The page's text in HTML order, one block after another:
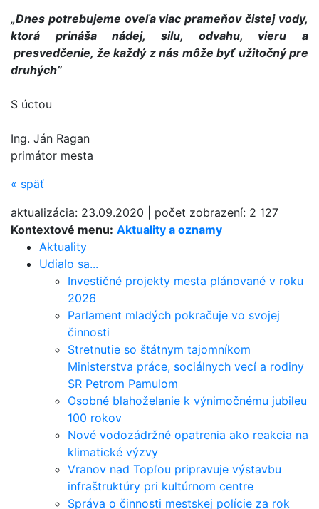
Kontextové menu: Aktuality a oznamy
Aktuality
Udialo sa...
Investičné projekty mesta plánované v roku
2026
Parlament mladých pokračuje vo svojej
činnosti
Stretnutie so štátnym tajomníkom
Ministerstva práce, sociálnych vecí a rodiny
SR Petrom Pamulom
Osobné blahoželanie k výnimočnému jubileu
100 rokov
Nové vodozádržné opatrenia ako reakcia na
klimatické výzvy
Vranov nad Topľou pripravuje výstavbu
infraštruktúry pri kultúrnom centre
Správa o činnosti mestskej polície za rok
„Dnes potrebujeme oveľa viac prameňov čistej vody,
ktorá prináša nádej, silu, odvahu, vieru a
presvedčenie, že každý z nás môže byť užitočný pre
druhých”
S úctou
Ing. Ján Ragan
primátor mesta
« späť
aktualizácia: 23.09.2020 počet zobrazení: 2 127